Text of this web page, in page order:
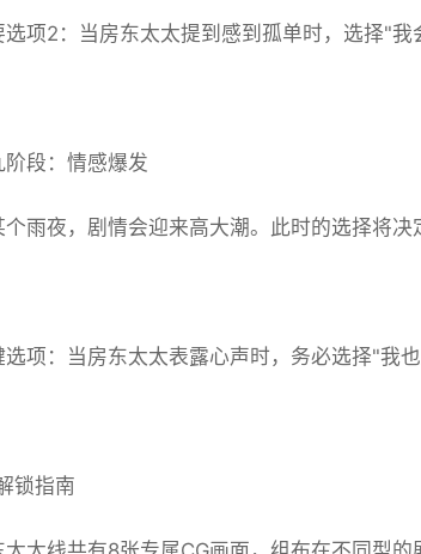
选项2：当房东太太提到感到孤单时，选择"
阶段：情感爆发
个雨夜，剧情会迎来高大潮。此时的选择将决
选项：当房东太太表露心声时，务必选择"我
锁指南